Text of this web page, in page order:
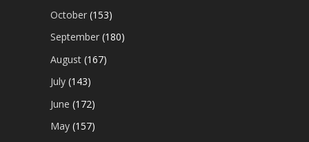
October(153)
September(180)
August(167)
July(143)
June(172)
May(157)